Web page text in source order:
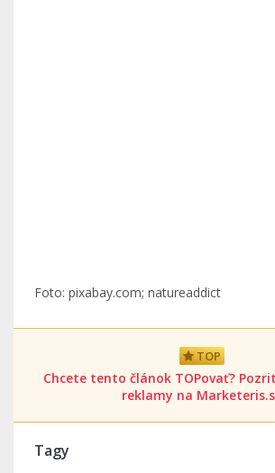
Foto: pixabay.com; natureaddict
TOP
Chcete tento článok TOPovať?
reklamy na
Tagy